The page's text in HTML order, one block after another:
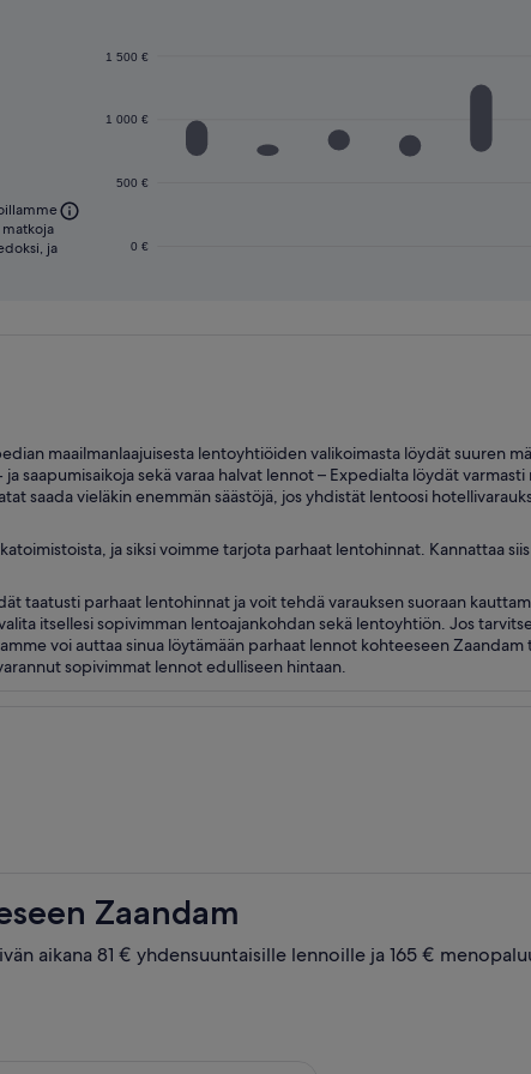
0 €
500 €
1 000 €
1 500 €
ja
maailmanlaajuisesta lentoyhtiöiden valikoimasta löydät suuren
saapumisaikoja sekä varaa halvat lennot – Expedialta löydät
saada vieläkin enemmän säästöjä, jos yhdistät lentoosi
ja siksi voimme tarjota parhaat lentohinnat. Kannattaa
taatusti parhaat lentohinnat ja voit tehdä varauksen suoraan
itsellesi sopivimman lentoajankohdan sekä lentoyhtiön. Jos
voi auttaa sinua löytämään parhaat lennot kohteeseen Zaandam
sopivimmat lennot edulliseen hintaan.
Zaandam
aikana 81 € yhdensuuntaisille lennoille ja 165 €